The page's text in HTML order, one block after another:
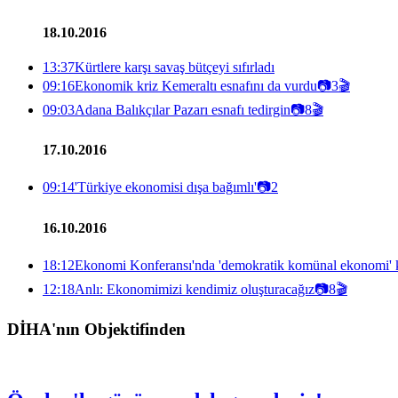
18.10.2016
13:37Kürtlere karşı savaş bütçeyi sıfırladı
09:16Ekonomik kriz Kemeraltı esnafını da vurdu📷3🎬
09:03Adana Balıkçılar Pazarı esnafı tedirgin📷8🎬
17.10.2016
09:14'Türkiye ekonomisi dışa bağımlı'📷2
16.10.2016
18:12Ekonomi Konferansı'nda 'demokratik komünal ekonomi'
12:18Anlı: Ekonomimizi kendimiz oluşturacağız📷8🎬
DİHA'nın Objektifinden